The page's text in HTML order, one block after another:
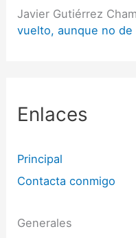
Javier Gutiérrez
vuelto, aunque no
Enlaces
Principal
Contacta conmigo
Generales